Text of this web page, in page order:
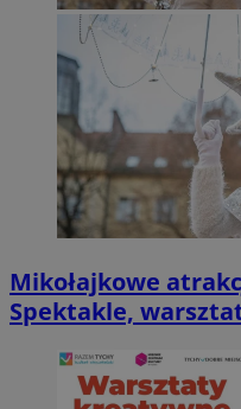
Mikołajkowe
Spektakle,